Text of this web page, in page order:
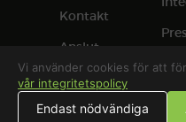
Vi använder cookies för att
vår integritetspolicy
Endast nödvändiga
Kontakt
Anslut
anläggning